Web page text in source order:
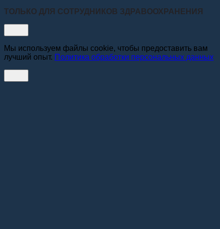
ТОЛЬКО ДЛЯ СОТРУДНИКОВ ЗДРАВООХРАНЕНИЯ
Мы используем файлы cookie, чтобы предоставить вам
лучший опыт. Политика обработки персональных данных